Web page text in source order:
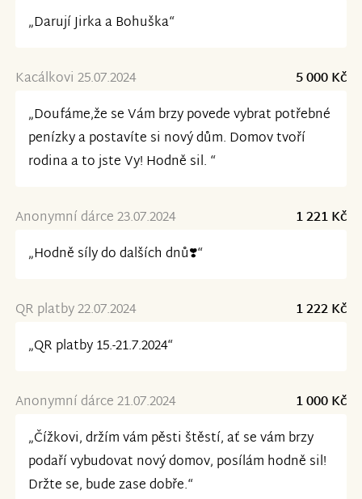
„Darují Jirka a Bohuška“
Kacálkovi 25.07.2024
5 000 Kč
„Doufáme,že se Vám brzy povede vybrat potřebné
penízky a postavíte si nový dům. Domov tvoří
rodina a to jste Vy! Hodně sil. “
Anonymní dárce 23.07.2024
1 221 Kč
„Hodně síly do dalších dnů❣️“
QR platby 22.07.2024
1 222 Kč
„QR platby 15.-21.7.2024“
Anonymní dárce 21.07.2024
1 000 Kč
„Čížkovi, držím vám pěsti štěstí, ať se vám brzy
podaří vybudovat nový domov, posílám hodně sil!
Držte se, bude zase dobře.“